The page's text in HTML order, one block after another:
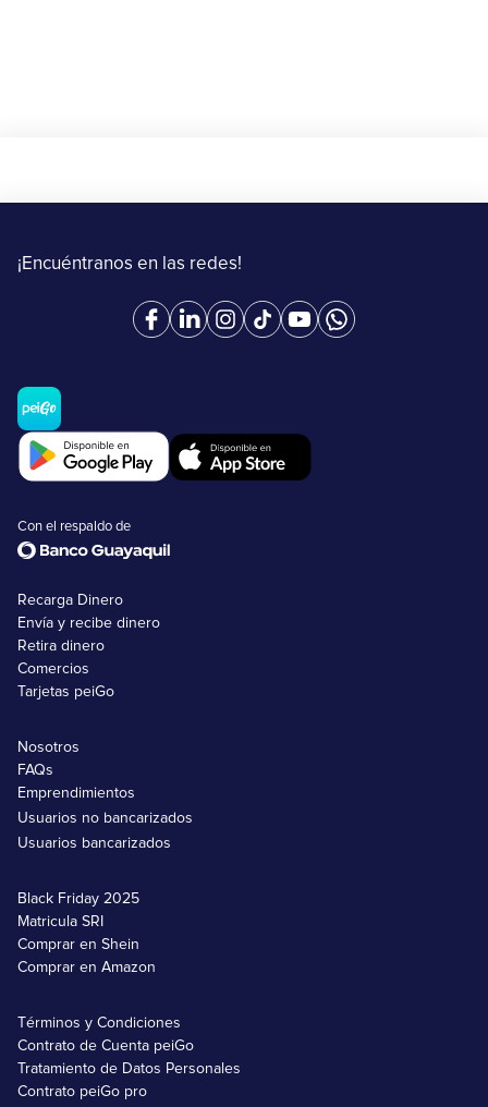
¡Encuéntranos en las redes!
Con el respaldo de
Recarga Dinero
Envía y recibe dinero
Retira dinero
Comercios
Tarjetas peiGo
Nosotros
FAQs
Emprendimientos
Usuarios no bancarizados
Usuarios bancarizados
Black Friday 2025
Matricula SRI
Comprar en Shein
Comprar en Amazon
Términos y Condiciones
Contrato de Cuenta peiGo
Tratamiento de Datos Personales
Contrato peiGo pro